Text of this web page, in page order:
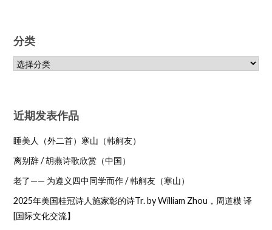
分类
近期发表作品
睡美人（外二首）寒山（韩舸友）
离别辞 / 胡燕诗歌欣赏（中国）
老了—— 为遵义四中同学而作 / 韩舸友（寒山）
2025年美国桂冠诗人施家彰的诗Tr. by William Zhou，周道模 译
[国际文化交流】